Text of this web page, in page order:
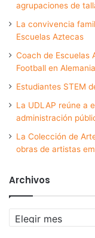
agrupaciones de
La convivencia
Escuelas Aztecas
Coach de Escuelas
Football en Alemania
Estudiantes STEM
La UDLAP reúne a
administración
La Colección de
obras de artistas
Archivos
Archivos